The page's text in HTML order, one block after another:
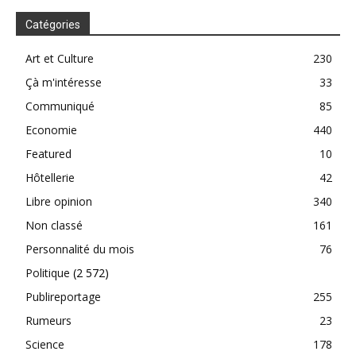
Catégories
Art et Culture
230
Çà m'intéresse
33
Communiqué
85
Economie
440
Featured
10
Hôtellerie
42
Libre opinion
340
Non classé
161
Personnalité du mois
76
Politique (2 572)
Publireportage
255
Rumeurs
23
Science
178